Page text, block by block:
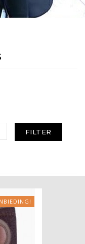
FILTER